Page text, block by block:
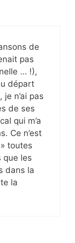
de
pas
… !),
départ
n’ai pas
de ses
qui m’a
Ce n’est
toutes
que les
dans la
la